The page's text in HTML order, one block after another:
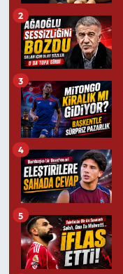
2
3
4
5